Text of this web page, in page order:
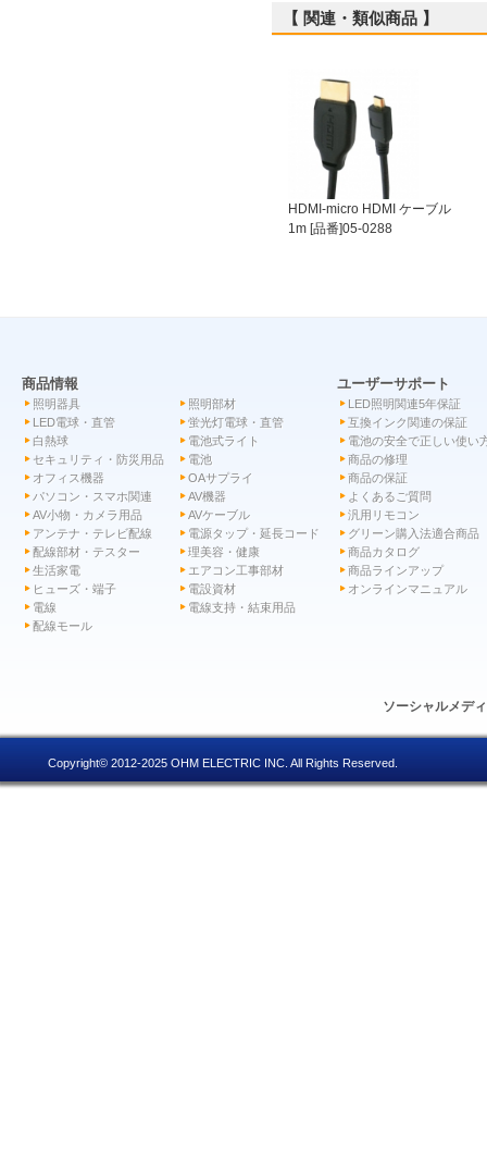
【 関連・類似商品 】
HDMI-micro HDMI ケーブル
1m [品番]05-0288
商品情報
照明器具
照明部材
LED電球・直管
蛍光灯電球・直管
白熱球
電池式ライト
セキュリティ・防災用品
電池
オフィス機器
OAサプライ
パソコン・スマホ関連
AV機器
AV小物・カメラ用品
AVケーブル
アンテナ・テレビ配線
電源タップ・延長コード
配線部材・テスター
理美容・健康
生活家電
エアコン工事部材
ヒューズ・端子
電設資材
電線
電線支持・結束用品
配線モール
ユーザーサポート
LED照明関連5年保証
互換インク関連の保証
電池の安全で正しい使い
商品の修理
商品の保証
よくあるご質問
汎用リモコン
グリーン購入法適合商品
商品カタログ
商品ラインアップ
オンラインマニュアル
ソーシャルメデ
Copyright© 2012-2025 OHM ELECTRIC INC. All Rights Reserved.